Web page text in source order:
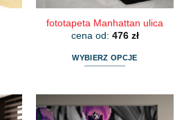
fototapeta Manhattan ulica
cena od: 476 zł
WYBIERZ OPCJE
ma
wiele